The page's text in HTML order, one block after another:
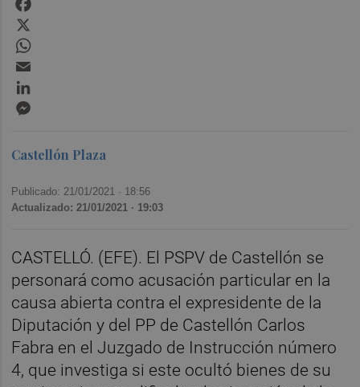
Castellón Plaza
Publicado: 21/01/2021 · 18:56
Actualizado: 21/01/2021 · 19:03
CASTELLÓ. (EFE). El PSPV de Castellón se
personará como acusación particular en la
causa abierta contra el expresidente de la
Diputación y del PP de Castellón Carlos
Fabra en el Juzgado de Instrucción número
4, que investiga si este ocultó bienes de su